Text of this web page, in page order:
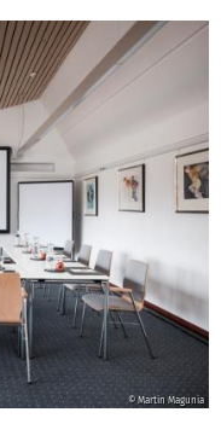
© Martin Magunia